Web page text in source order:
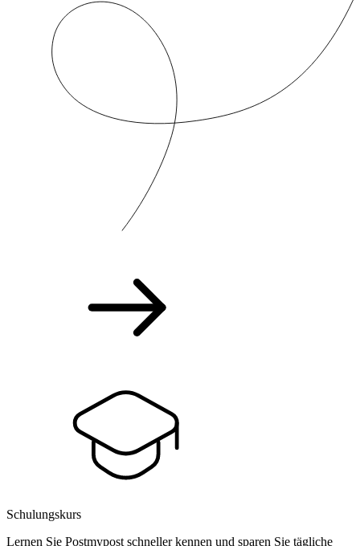
Schulungskurs
Lernen Sie Postmypost schneller kennen und sparen Sie tägliche